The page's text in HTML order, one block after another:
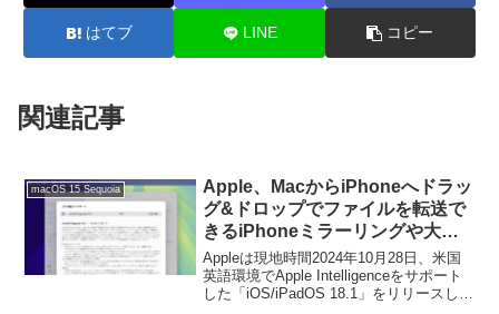
はてブ LINE コピー
関連記事
macOS 15 Sequoia
Apple、MacからiPhoneへドラッ
グ&ドロップでファイルを転送で
きるiPhoneミラーリングや大容
量のアプリやゲームを外部ストレ
ージへ保存できる機能を追加した
「macOS 15.1 Sequoia」を正式
Appleは現地時間2024年10月28日、米国
英語環境でApple Intelligenceをサポート
した「iOS/iPadOS 18.1」をリリースしま